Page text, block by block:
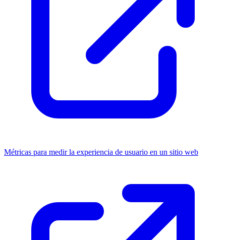
Métricas para medir la experiencia de usuario en un sitio web